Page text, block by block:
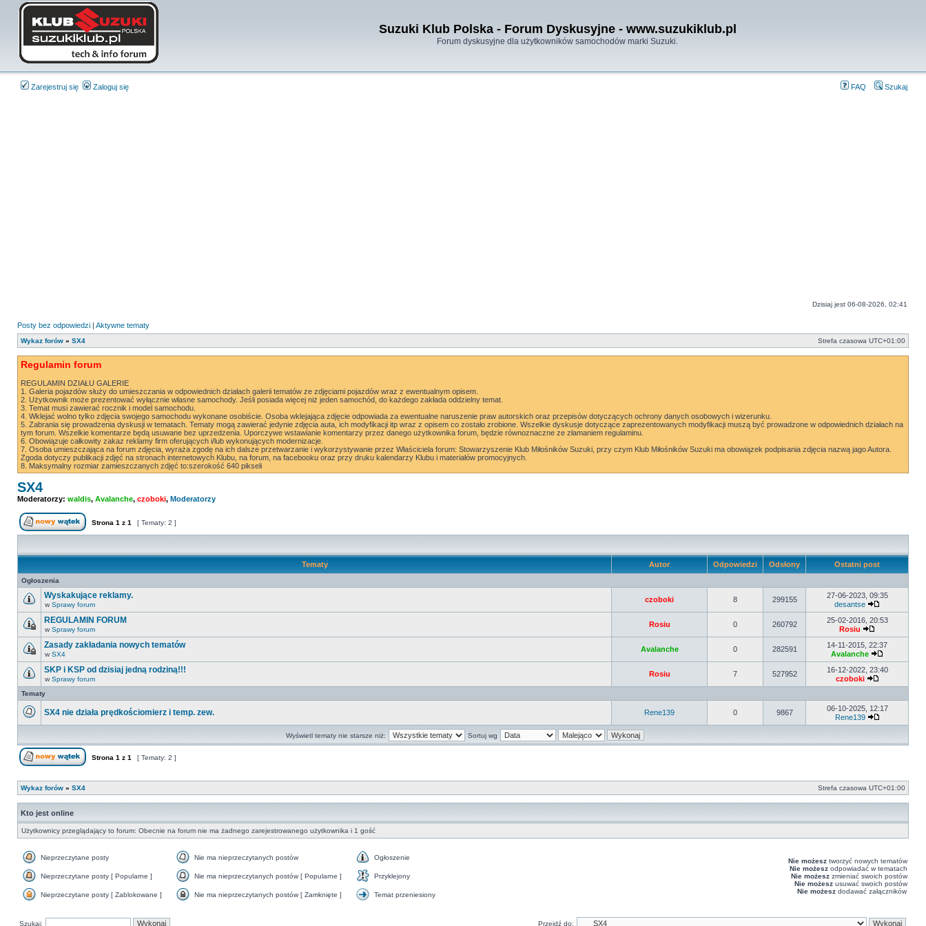
Suzuki Klub Polska - Forum Dyskusyjne - www.suzukiklub.pl
Forum dyskusyjne dla użytkowników samochodów marki Suzuki.
Zarejestruj się Zaloguj się FAQ Szukaj
Dzisiaj jest 06-08-2026, 02:41
Posty bez odpowiedzi | Aktywne tematy
Wykaz forów » SX4 Strefa czasowa UTC+01:00
Regulamin forum
REGULAMIN DZIAŁU GALERIE
1. Galeria pojazdów służy do umieszczania w odpowiednich działach galerii tematów ze zdjęciami pojazdów wraz z ewentualnym opisem.
2. Użytkownik może prezentować wyłącznie własne samochody. Jeśli posiada więcej niż jeden samochód, do każdego zakłada oddzielny temat.
3. Temat musi zawierać rocznik i model samochodu.
4. Wklejać wolno tylko zdjęcia swojego samochodu wykonane osobiście. Osoba wklejająca zdjęcie odpowiada za ewentualne naruszenie praw autorskich oraz przepisów dotyczących ochrony danych osobowych i wizerunku.
5. Zabrania się prowadzenia dyskusji w tematach. Tematy mogą zawierać jedynie zdjęcia auta, ich modyfikacji itp wraz z opisem co zostało zrobione. Wszelkie dyskusje dotyczące zaprezentowanych modyfikacji muszą być prowadzone w odpowiednich działach na
tym forum. Wszelkie komentarze będą usuwane bez uprzedzenia. Uporczywe wstawianie komentarzy przez danego użytkownika forum, będzie równoznaczne ze złamaniem regulaminu.
6. Obowiązuje całkowity zakaz reklamy firm oferujących i/lub wykonujących modernizacje.
7. Osoba umieszczająca na forum zdjęcia, wyraża zgodę na ich dalsze przetwarzanie i wykorzystywanie przez Właściciela forum: Stowarzyszenie Klub Miłośników Suzuki, przy czym Klub Miłośników Suzuki ma obowiązek podpisania zdjęcia nazwą jago Autora.
Zgoda dotyczy publikacji zdjęć na stronach internetowych Klubu, na forum, na facebooku oraz przy druku kalendarzy Klubu i materiałów promocyjnych.
8. Maksymalny rozmiar zamieszczanych zdjęć to:szerokość 640 pikseli
SX4
Moderatorzy: waldis, Avalanche, czoboki, Moderatorzy
Nowy temat
Strona 1 z 1 [ Tematy: 2 ]
Tematy Autor Odpowiedzi Odsłony Ostatni post
Ogłoszenia
Nie
ma
nieprzeczytanych
postów
Wyskakujące reklamy.
w Sprawy forum
czoboki 8 299155
27-06-2023, 09:35
desantse
Wyświetl
najnowszy
Ten
temat
jest
zamknięty.
Nie
można
nim
pisać
ani
edytować
postów.
REGULAMIN FORUM
w Sprawy forum
Rosiu 0 260792
25-02-2016, 20:53
Rosiu
Wyświetl
najnowszy
post
Ten
temat
jest
zamknięty.
Nie
można
nim
ani
postów.
Zasady zakładania nowych tematów
w SX4
Avalanche 0 282591
14-11-2015, 22:37
Avalanche
Wyświetl
najnowszy
Nie
ma
nieprzeczytanych
SKP i KSP od dzisiaj jedną rodziną!!!
w Sprawy forum
Rosiu 7 527952
16-12-2022, 23:40
czoboki
Wyświetl
post
Tematy
postów
SX4 nie działa prędkościomierz i temp. zew. Rene139 0 9867
06-10-2025, 12:17
Rene139
Wyświetl
Wyświetl tematy nie starsze niż: Sortuj wg
Strona 1 z 1 [ Tematy: 2 ]
Wykaz forów » SX4 Strefa czasowa UTC+01:00
Kto jest online
Użytkownicy przeglądający to forum: Obecnie na forum nie ma żadnego zarejestrowanego użytkownika i 1 gość
posty
Nieprzeczytane posty
ma
nieprzeczytanych
Nie ma nieprzeczytanych postów
Ogłoszenie
posty
Nieprzeczytane posty [ Popularne ]
ma
nieprzeczytanych
Nie ma nieprzeczytanych postów [ Popularne ]
Przyklejony
Nieprzeczytane posty [ Zablokowane ]
Nie ma nieprzeczytanych postów [ Zamknięte ]
Temat przeniesiony
Nie możesz tworzyć nowych tematów
Nie możesz odpowiadać w tematach
Nie możesz zmieniać swoich postów
Nie możesz usuwać swoich postów
Nie możesz dodawać załączników
Szukaj: Przejdź do: